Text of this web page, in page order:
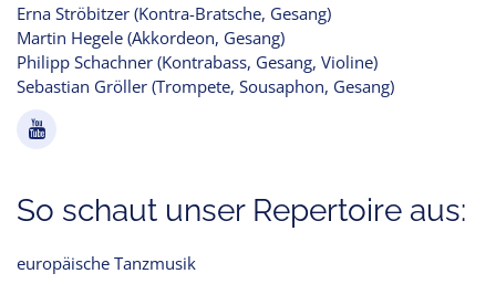
Erna Ströbitzer (Kontra-Bratsche, Gesang)
Martin Hegele (Akkordeon, Gesang)
Philipp Schachner (Kontrabass, Gesang, Violine)
Sebastian Gröller (Trompete, Sousaphon, Gesang)
So schaut unser Repertoire aus:
europäische Tanzmusik